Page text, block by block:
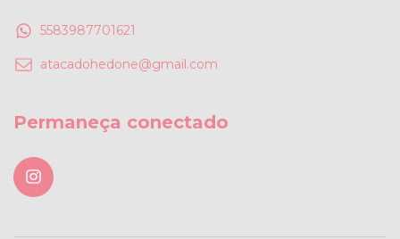
5583987701621
atacadohedone@gmail.com
Permaneça conectado